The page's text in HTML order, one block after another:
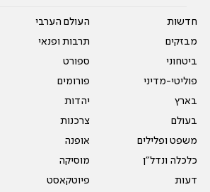
חדשות
מבזקים
ביטחוני
פוליטי-מדיני
בארץ
בעולם
משפט ופלילים
כלכלה ונדל"ן
דעות
העולם הערבי
תרבות ופנאי
ספורט
פורומים
יהדות
צרכנות
אופנה
מוסיקה
פיוטקאסט